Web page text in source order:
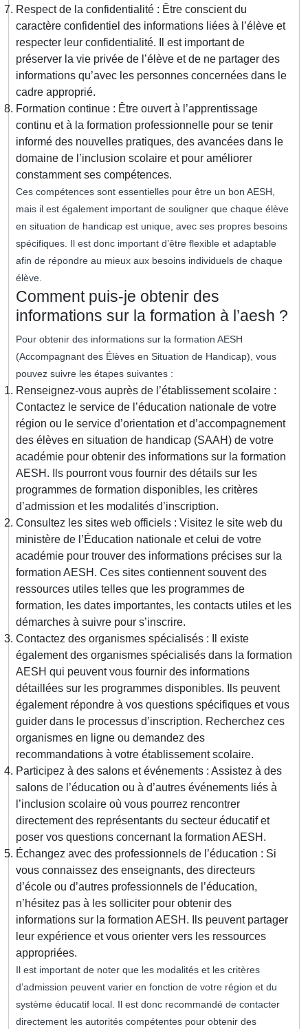
Respect de la confidentialité : Être conscient du
caractère confidentiel des informations liées à l’élève et
respecter leur confidentialité. Il est important de
préserver la vie privée de l’élève et de ne partager des
informations qu’avec les personnes concernées dans le
cadre approprié.
Formation continue : Être ouvert à l’apprentissage
continu et à la formation professionnelle pour se tenir
informé des nouvelles pratiques, des avancées dans le
domaine de l’inclusion scolaire et pour améliorer
constamment ses compétences.
Ces compétences sont essentielles pour être un bon AESH,
mais il est également important de souligner que chaque élève
en situation de handicap est unique, avec ses propres besoins
spécifiques. Il est donc important d’être flexible et adaptable
afin de répondre au mieux aux besoins individuels de chaque
élève.
Comment puis-je obtenir des
informations sur la formation à l’aesh ?
Pour obtenir des informations sur la formation AESH
(Accompagnant des Élèves en Situation de Handicap), vous
pouvez suivre les étapes suivantes :
Renseignez-vous auprès de l’établissement scolaire :
Contactez le service de l’éducation nationale de votre
région ou le service d’orientation et d’accompagnement
des élèves en situation de handicap (SAAH) de votre
académie pour obtenir des informations sur la formation
AESH. Ils pourront vous fournir des détails sur les
programmes de formation disponibles, les critères
d’admission et les modalités d’inscription.
Consultez les sites web officiels : Visitez le site web du
ministère de l’Éducation nationale et celui de votre
académie pour trouver des informations précises sur la
formation AESH. Ces sites contiennent souvent des
ressources utiles telles que les programmes de
formation, les dates importantes, les contacts utiles et les
démarches à suivre pour s’inscrire.
Contactez des organismes spécialisés : Il existe
également des organismes spécialisés dans la formation
AESH qui peuvent vous fournir des informations
détaillées sur les programmes disponibles. Ils peuvent
également répondre à vos questions spécifiques et vous
guider dans le processus d’inscription. Recherchez ces
organismes en ligne ou demandez des
recommandations à votre établissement scolaire.
Participez à des salons et événements : Assistez à des
salons de l’éducation ou à d’autres événements liés à
l’inclusion scolaire où vous pourrez rencontrer
directement des représentants du secteur éducatif et
poser vos questions concernant la formation AESH.
Échangez avec des professionnels de l’éducation : Si
vous connaissez des enseignants, des directeurs
d’école ou d’autres professionnels de l’éducation,
n’hésitez pas à les solliciter pour obtenir des
informations sur la formation AESH. Ils peuvent partager
leur expérience et vous orienter vers les ressources
appropriées.
Il est important de noter que les modalités et les critères
d’admission peuvent varier en fonction de votre région et du
système éducatif local. Il est donc recommandé de contacter
directement les autorités compétentes pour obtenir des